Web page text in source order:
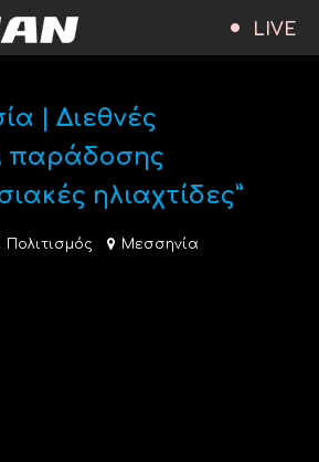
LIVE
| Διεθνές
παράδοσης
ηλιαχτίδες”
Πολιτισμός Μεσσηνία